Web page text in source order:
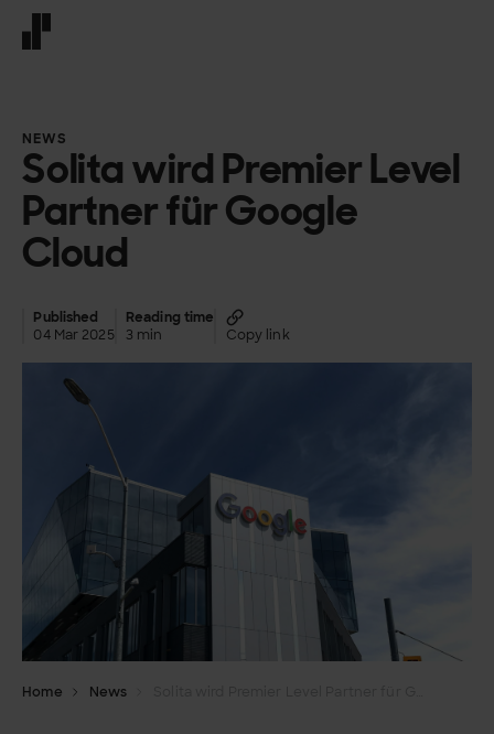
NEWS
Solita wird Premier Level
Partner für Google
Cloud
Published
04 Mar 2025
Reading time
3 min
Copy link
Home News